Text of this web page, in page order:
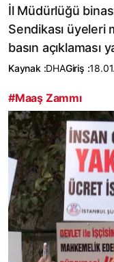
İl Müdürlüğü
Sendikası üyeleri
basın açıklaması
Kaynak :DHAGiriş :
#Maaş Zammı